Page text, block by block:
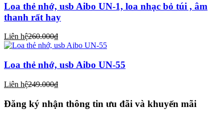
Loa thẻ nhớ, usb Aibo UN-1, loa nhạc bỏ túi , âm
thanh rất hay
Liên hệ260.000₫
Loa thẻ nhớ, usb Aibo UN-55
Liên hệ249.000₫
Đăng ký nhận thông tin ưu đãi và khuyến mãi